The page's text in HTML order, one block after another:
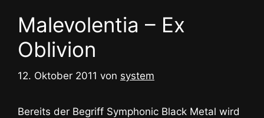
Malevolentia – Ex
Oblivion
12. Oktober 2011 von system
Bereits der Begriff Symphonic Black Metal wird